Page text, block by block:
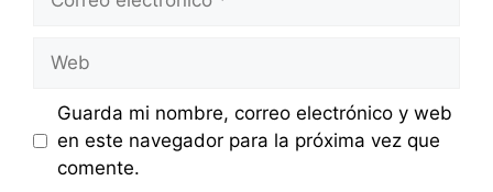
Web
Guarda mi nombre, correo electrónico y web
en este navegador para la próxima vez que
comente.